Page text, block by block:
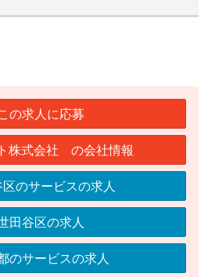
の求人に応募
株式会社 の会社情報
のサービスの求人
田谷区の求人
のサービスの求人